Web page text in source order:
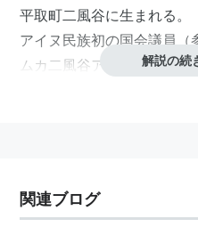
平取町二風谷に生まれる。
アイヌ民族初の国会議員（
ムカ二風谷アイヌ資料館」
「イヨマンテ」「シシリム
１９７５年、「ウェペケレ
解説の続
関連ブログ